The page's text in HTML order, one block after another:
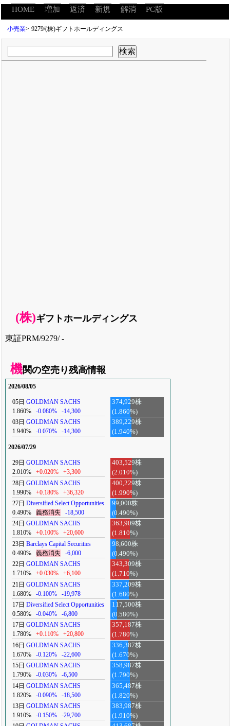
HOME 増加 返済 新規 解消 PC版
小売業> 9279/(株)ギフトホールディングス
(株)ギフトホールディングス
東証PRM/9279/ -
機関の空売り残高情報
2026/08/05
05日 GOLDMAN SACHS
1.860%
-0.080% -14,300
374,929株
(1.860%)
03日 GOLDMAN SACHS
1.940%
-0.070% -14,300
389,229株
(1.940%)
2026/07/29
29日 GOLDMAN SACHS
2.010%
+0.020% +3,300
403,529株
(2.010%)
28日 GOLDMAN SACHS
1.990%
+0.180% +36,320
400,229株
(1.990%)
27日 Diversified Select Opportunities
0.490%
義務消失 -18,500
99,000株
(0.490%)
24日 GOLDMAN SACHS
1.810%
+0.100% +20,600
363,909株
(1.810%)
23日 Barclays Capital Securities
0.490%
義務消失 -6,000
98,600株
(0.490%)
22日 GOLDMAN SACHS
1.710%
+0.030% +6,100
343,309株
(1.710%)
21日 GOLDMAN SACHS
1.680%
-0.100% -19,978
337,209株
(1.680%)
17日 Diversified Select Opportunities
0.580%
-0.040% -6,800
117,500株
(0.580%)
17日 GOLDMAN SACHS
1.780%
+0.110% +20,800
357,187株
(1.780%)
16日 GOLDMAN SACHS
1.670%
-0.120% -22,600
336,387株
(1.670%)
15日 GOLDMAN SACHS
1.790%
-0.030% -6,500
358,987株
(1.790%)
14日 GOLDMAN SACHS
1.820%
-0.090% -18,500
365,487株
(1.820%)
13日 GOLDMAN SACHS
1.910%
-0.150% -29,700
383,987株
(1.910%)